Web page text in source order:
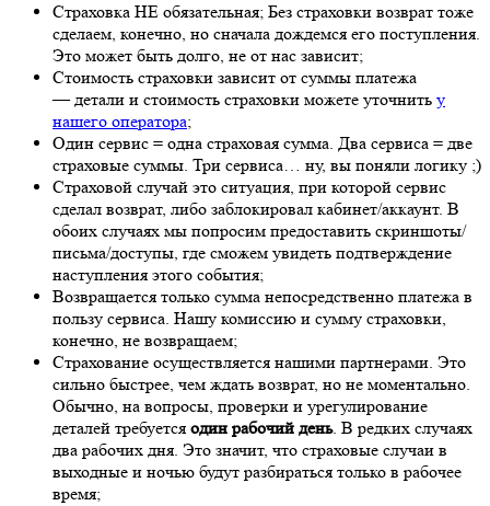
Страховка НЕ обязательная; Без страховки возврат тоже
сделаем, конечно, но сначала дождемся его поступления.
Это может быть долго, не от нас зависит;
Стоимость страховки зависит от суммы платежа
— детали и стоимость страховки можете уточнить у
нашего оператора;
Один сервис = одна страховая сумма. Два сервиса = две
страховые суммы. Три сервиса… ну, вы поняли логику ;)
Страховой случай это ситуация, при которой сервис
сделал возврат, либо заблокировал кабинет/аккаунт. В
обоих случаях мы попросим предоставить скриншоты/
письма/доступы, где сможем увидеть подтверждение
наступления этого события;
Возвращается только сумма непосредственно платежа в
пользу сервиса. Нашу комиссию и сумму страховки,
конечно, не возвращаем;
Страхование осуществляется нашими партнерами. Это
сильно быстрее, чем ждать возврат, но не моментально.
Обычно, на вопросы, проверки и урегулирование
деталей требуется один рабочий день. В редких случаях
два рабочих дня. Это значит, что страховые случаи в
выходные и ночью будут разбираться только в рабочее
время;